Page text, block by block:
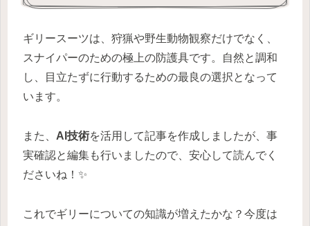
ギリースーツは、狩猟や野生動物観察だけでなく、
スナイパーのための極上の防護具です。自然と調和
し、目立たずに行動するための最良の選択となって
います。
また、 AI技術を活用して記事を作成しましたが、事
実確認と編集も行いましたので、安心して読んでく
ださいね！✨
これでギリーについての知識が増えたかな？今度は